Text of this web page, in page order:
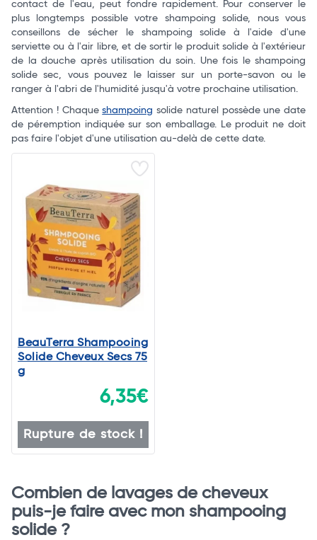
contact de l'eau, peut fondre rapidement. Pour conserver le
plus longtemps possible votre shampoing solide, nous vous
conseillons de sécher le shampoing solide à l'aide d'une
serviette ou à l'air libre, et de sortir le produit solide à l'extérieur
de la douche après utilisation du soin. Une fois le shampoing
solide sec, vous pouvez le laisser sur un porte-savon ou le
ranger à l'abri de l'humidité jusqu'à votre prochaine utilisation.
Attention ! Chaqueshampoing solide naturel possède une date
de péremption indiquée sur son emballage. Le produit ne doit
pas faire l'objet d'une utilisation au-delà de cette date.
BeauTerra Shampooing
Solide Cheveux Secs 75
g
6,35€
Rupture de stock !
Combien de lavages de cheveux
puis-je faire avec mon shampooing
solide ?